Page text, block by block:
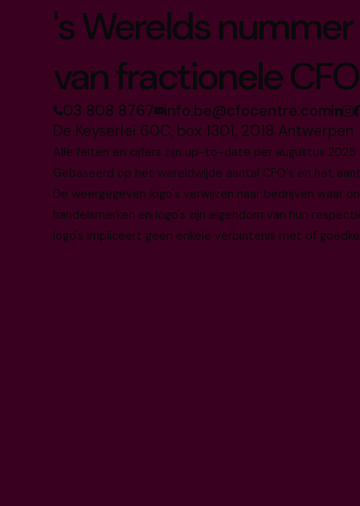
's Werelds
van fractionele
03 808 8767 info.be@cfocentre.com
De Keyserlei 60C, box 1301, 2018 Antwerpen
Alle feiten en cijfers zijn up-to-date per augustus 2025
Gebaseerd op het wereldwijde aantal CFO's en het
De weergegeven logo's verwijzen naar bedrijven waar
handelsmerken en logo's zijn eigendom van hun
logo's impliceert geen enkele verbintenis met of